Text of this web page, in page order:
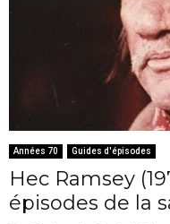
Années 70 Guides d'épisodes
Hec Ramsey
épisodes de la